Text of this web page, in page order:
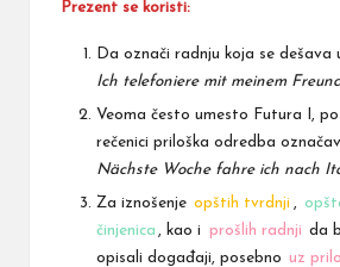
Prezent se koristi:
Da označi radnju koja se dešava
Ich telefoniere mit meinem
Veoma često umesto Futura I,
rečenici priloška odredba
Nächste Woche fahre ich nach
Za iznošenje opštih tvrdnji ,
činjenica , kao i prošlih radnji da
opisali događaji, posebno uz